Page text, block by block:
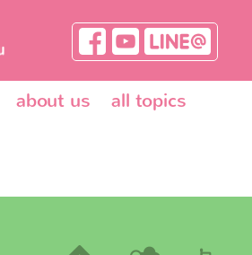
about us all topics